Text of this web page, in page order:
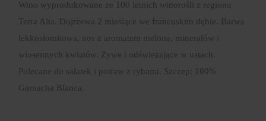
Wino wyprodukowane ze 100 letnich winorośli z regionu
Terra Alta. Dojrzewa 2 miesiące we francuskim dębie. Barwa
lekkosłomkowa, nos z aromatem melona, minerałów i
wiosennych kwiatów. Żywe i odświeżające w ustach.
Polecane do sałatek i potraw z rybami. Szczep: 100%
Garnacha Blanca.